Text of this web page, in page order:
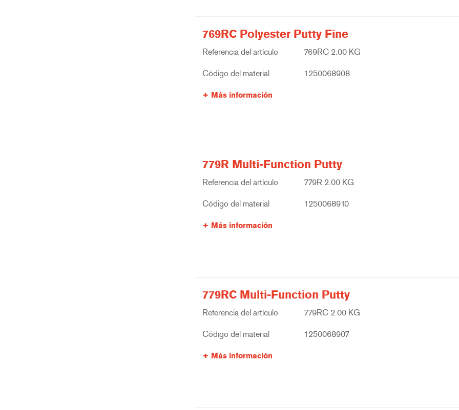
769RC Polyester Putty Fine
Referencia del artículo 769RC 2.00 KG
Código del material 1250068908
Más información
779R Multi-Function Putty
Referencia del artículo 779R 2.00 KG
Código del material 1250068910
Más información
779RC Multi-Function Putty
Referencia del artículo 779RC 2.00 KG
Código del material 1250068907
Más información